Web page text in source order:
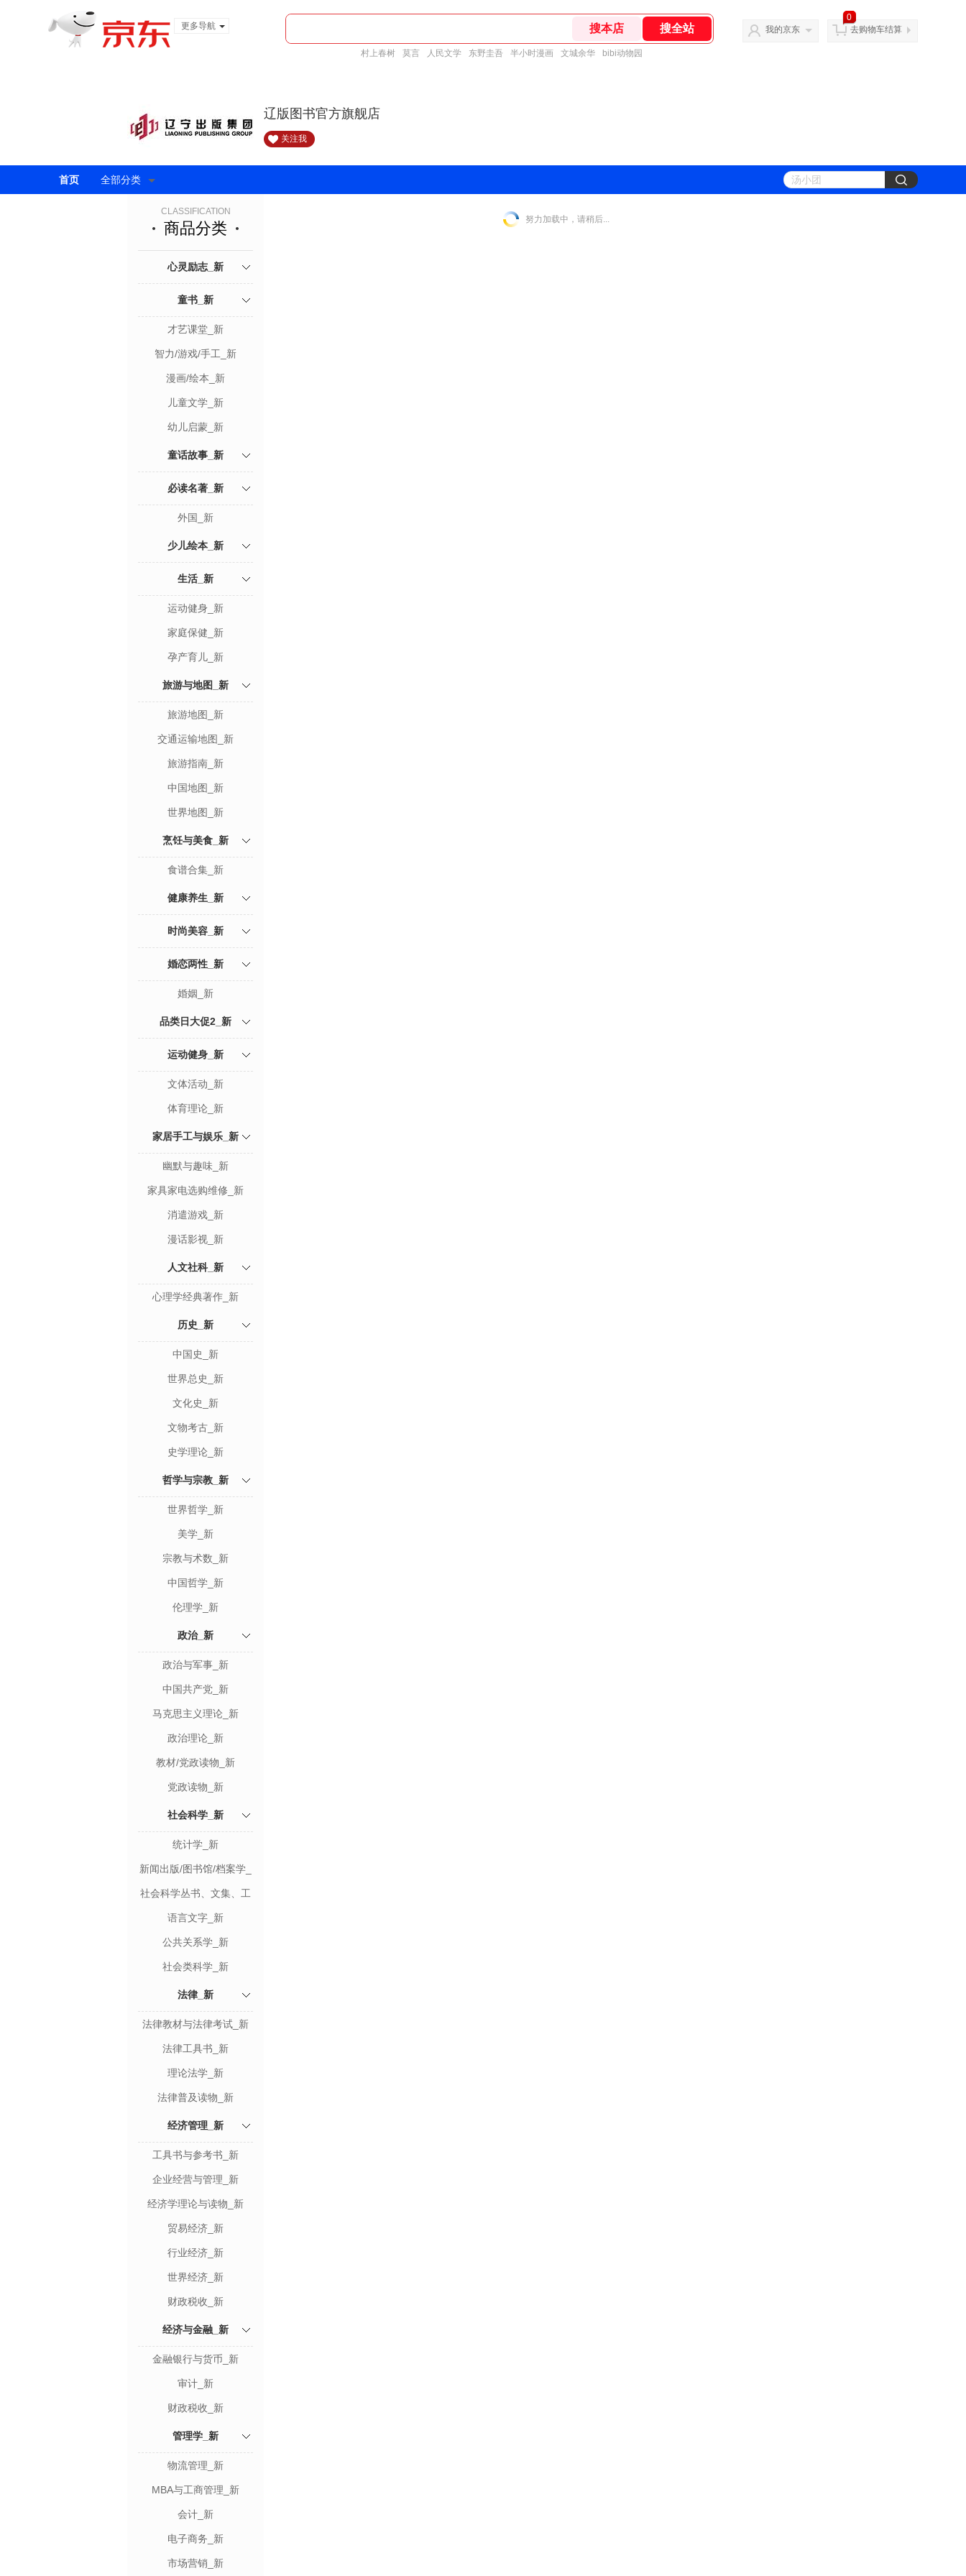
更多导航
村上春树 莫言 人民文学 东野圭吾 半小时漫画 文城余华 bibi动物园
我的京东
0
去购物车结算
辽版图书官方旗舰店
关注我
首页 全部分类
CLASSIFICATION
商品分类
心灵励志_新
童书_新
才艺课堂_新
智力/游戏/手工_新
漫画/绘本_新
儿童文学_新
幼儿启蒙_新
童话故事_新
必读名著_新
外国_新
少儿绘本_新
生活_新
运动健身_新
家庭保健_新
孕产育儿_新
旅游与地图_新
旅游地图_新
交通运输地图_新
旅游指南_新
中国地图_新
世界地图_新
烹饪与美食_新
食谱合集_新
健康养生_新
时尚美容_新
婚恋两性_新
婚姻_新
品类日大促2_新
运动健身_新
文体活动_新
体育理论_新
家居手工与娱乐_新
幽默与趣味_新
家具家电选购维修_新
消遣游戏_新
漫话影视_新
人文社科_新
心理学经典著作_新
历史_新
中国史_新
世界总史_新
文化史_新
文物考古_新
史学理论_新
哲学与宗教_新
世界哲学_新
美学_新
宗教与术数_新
中国哲学_新
伦理学_新
政治_新
政治与军事_新
中国共产党_新
马克思主义理论_新
政治理论_新
教材/党政读物_新
党政读物_新
社会科学_新
统计学_新
新闻出版/图书馆/档案学_
新
社会科学丛书、文集、工
具书_新
语言文字_新
公共关系学_新
社会类科学_新
法律_新
法律教材与法律考试_新
法律工具书_新
理论法学_新
法律普及读物_新
经济管理_新
工具书与参考书_新
企业经营与管理_新
经济学理论与读物_新
贸易经济_新
行业经济_新
世界经济_新
财政税收_新
经济与金融_新
金融银行与货币_新
审计_新
财政税收_新
管理学_新
物流管理_新
MBA与工商管理_新
会计_新
电子商务_新
市场营销_新
努力加载中，请稍后...